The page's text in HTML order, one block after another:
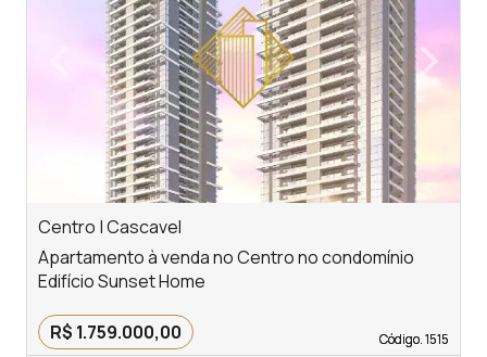
Previous ›
Next
Centro | Cascavel
Código. 1515
Código. 1515
Apartamento à venda no Centro no condomínio
Edifício Sunset Home
R$ 1.759.000,00